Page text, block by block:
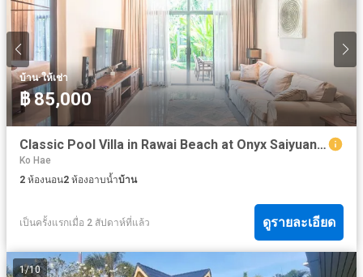
บ้าน·ให้เช่า
฿ 85,000
Classic Pool Villa in Rawai Beach at Onyx Saiyuan for Rent
Ko Hae
2 ห้องนอน2 ห้องอาบน้ำบ้าน
เป็นครั้งแรกเมื่อ 2 สัปดาห์ที่แล้ว ดูรายละเอียด
1/10